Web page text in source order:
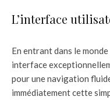
L’interface
En entrant dans le monde
interface
pour une navigation
immédiatement cette